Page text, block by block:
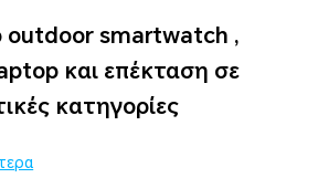
smartwatch ,
και επέκταση σε
κατηγορίες